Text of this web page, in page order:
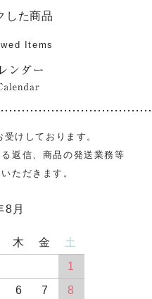
した商品
Items
けしております。
返信、商品の発送業務等
ただきます。
8月
木 金
土
1
6 7
8